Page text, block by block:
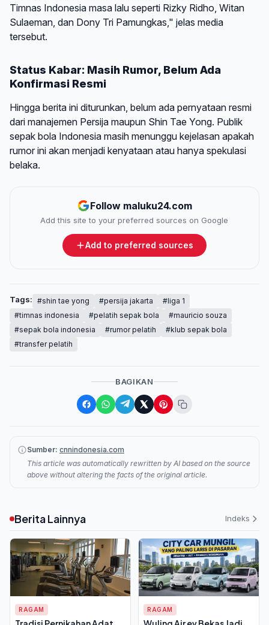
Timnas Indonesia masa lalu seperti Rizky Ridho, Witan
Sulaeman, dan Dony Tri Pamungkas," jelas media
tersebut.
Status Kabar: Masih Rumor, Belum Ada
Konfirmasi Resmi
Hingga berita ini diturunkan, belum ada pernyataan resmi
dari manajemen Persija maupun Shin Tae Yong. Publik
sepak bola Indonesia masih menunggu kejelasan apakah
rumor ini akan menjadi kenyataan atau hanya spekulasi
belaka.
Follow maluku24.com
Add this site to your preferred sources on Google
Add to preferred sources
Tags: #shin tae yong #persija jakarta
#liga 1
#timnas indonesia
#pelatih sepak bola
#mauricio souza
#sepak bola indonesia
#rumor pelatih
#klub sepak bola
#transfer pelatih
BAGIKAN
Sumber: cnnindonesia.com
This article was automatically rewritten by AI based on the source
above without altering the facts of the original article.
Berita Lainnya Indeks
RAGAM RAGAM